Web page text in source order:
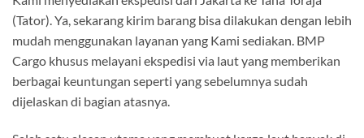
(Tator). Ya, sekarang kirim barang bisa dilakukan dengan lebih
mudah menggunakan layanan yang Kami sediakan. BMP
Cargo khusus melayani ekspedisi via laut yang memberikan
berbagai keuntungan seperti yang sebelumnya sudah
dijelaskan di bagian atasnya.